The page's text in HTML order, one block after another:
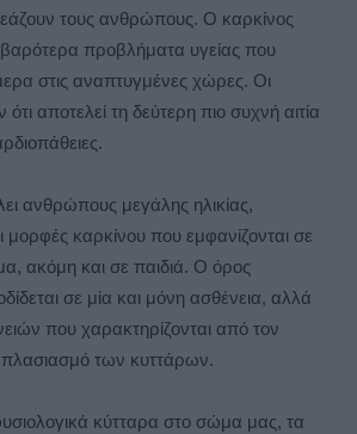
τους ανθρώπους. Ο καρκίνος
προβλήματα υγείας που
στις αναπτυγμένες χώρες. Οι
ότι αποτελεί τη δεύτερη πιο συχνή αιτία
ανθρώπους μεγάλης ηλικίας,
καρκίνου που εμφανίζονται σε
ακόμη και σε παιδιά. Ο όρος
σε μία και μόνη ασθένεια, αλλά
που χαρακτηρίζονται από τον
των κυττάρων.
κύτταρα στο σώμα μας, τα